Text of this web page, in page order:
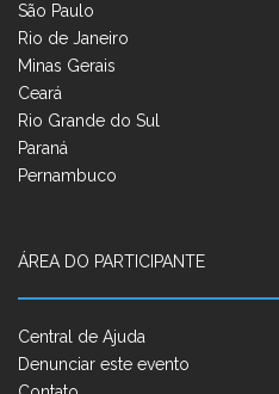
São Paulo
Rio de Janeiro
Minas Gerais
Ceará
Rio Grande do Sul
Paraná
Pernambuco
ÁREA DO PARTICIPANTE
Central de Ajuda
Denunciar este evento